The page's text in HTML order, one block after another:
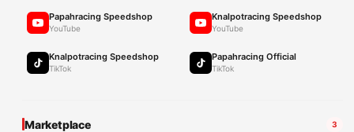
Papahracing Speedshop
YouTube
Knalpotracing Speedshop
YouTube
Knalpotracing Speedshop
TikTok
Papahracing Official
TikTok
Marketplace 3